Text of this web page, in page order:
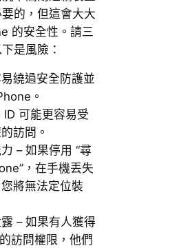
的，但這會大大
的安全性。請三
是風險：
繞過安全防護並
。
可能更容易受
訪問。
– 如果停用 “尋
，在手機丟失
將無法定位裝
– 如果有人獲得
訪問權限，他們